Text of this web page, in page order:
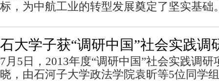
标，为中航工业的转型发展奠定了坚实基础
石大学子获“调研中国”社会实践调
7月5日，2013年度“调研中国”社会实践调
晓，由石河子大学政法学院袁昕等5位同学